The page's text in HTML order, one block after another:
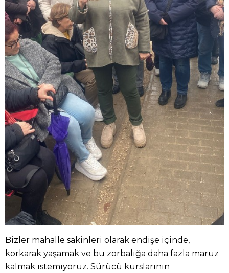
Bizler mahalle sakinleri olarak endişe içinde,
korkarak yaşamak ve bu zorbalığa daha fazla maruz
kalmak istemiyoruz. Sürücü kurslarının